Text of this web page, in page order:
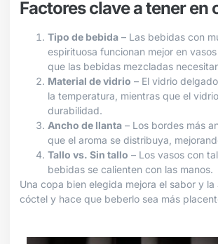
Factores clave a tener en
Tipo de bebida – Las bebidas con
espirituosa funcionan mejor en
que las bebidas mezcladas
Material de vidrio – El vidrio
la temperatura, mientras que el
durabilidad.
Ancho de llanta – Los bordes más
que el aroma se distribuya,
Tallo vs. Sin tallo – Los vasos con
bebidas se calienten con las manos.
Una copa bien elegida mejora el sabor y
cóctel y hace que beberlo sea más